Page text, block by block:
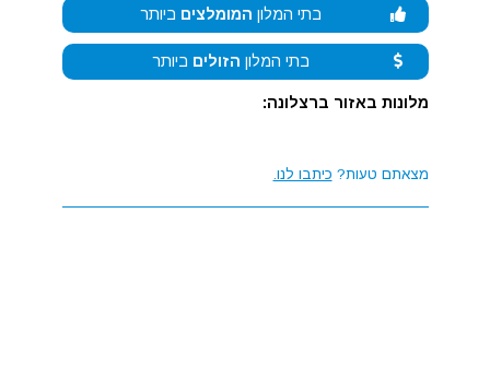
בתי המלון המומלצים ביותר
בתי המלון הזולים ביותר
מלונות באזור ברצלונה:
מצאתם טעות? כיתבו לנו.